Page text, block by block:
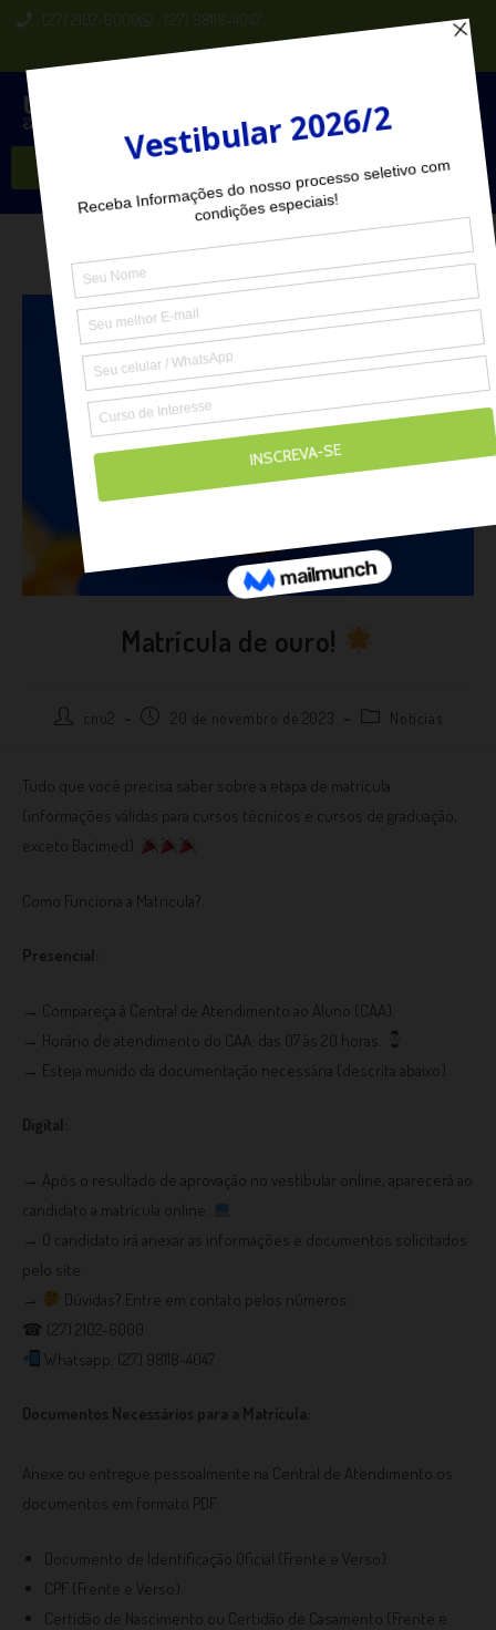
(27) 2102-6000 (27) 98118-4047
Seja Aluno
Matrícula de ouro!
cnu2 20 de novembro de 2023 Notícias
Tudo que você precisa saber sobre a etapa de matrícula
(informações válidas para cursos técnicos e cursos de graduação,
exceto Bacimed).
Como Funciona a Matrícula?
Presencial:
→ Compareça à Central de Atendimento ao Aluno (CAA).
→ Horário de atendimento do CAA: das 07 às 20 horas.
→ Esteja munido da documentação necessária (descrita abaixo).
Digital:
→ Após o resultado de aprovação no vestibular online, aparecerá ao
candidato a matrícula online.
→ O candidato irá anexar as informações e documentos solicitados
pelo site.
→
Dúvidas? Entre em contato pelos números:
☎ (27) 2102-6000
Whatsapp: (27) 98118-4047.
Documentos Necessários para a Matrícula:
Anexe ou entregue pessoalmente na Central de Atendimento os
documentos em formato PDF:
Documento de Identificação Oficial (Frente e Verso).
CPF (Frente e Verso).
Certidão de Nascimento ou Certidão de Casamento (Frente e